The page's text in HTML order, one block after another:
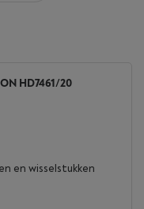
HD7461/20
en wisselstukken